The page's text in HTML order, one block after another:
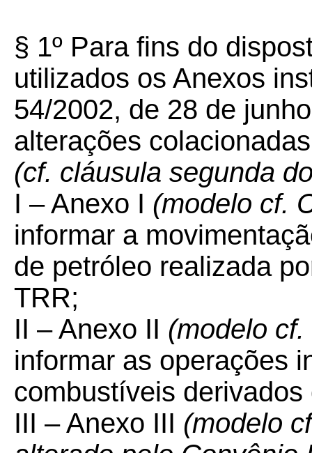
§ 1º Para fins do
utilizados os Anexos
54/2002, de 28 de
alterações
(cf. cláusula segunda
I – Anexo I (modelo cf.
informar a
de petróleo realizada
TRR;
II – Anexo II (modelo
informar as operações
combustíveis derivados
III – Anexo III (modelo